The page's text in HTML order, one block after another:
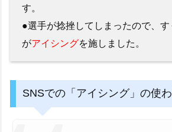
す。
●選手が捻挫してしまったので、
がアイシングを施しました。
SNSでの「アイシング」の使